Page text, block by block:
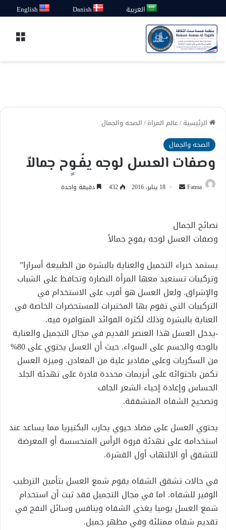
العربية Danish
English
الرئيسية/عالم المراة/الصحه والجمال
الصحه والجمال
وصفات العسل لوجه يفُـوٍح جمالاً
Fatma
أرسل 18 يناير، 2016 432 دقيقة واحدة
نصائح الجمال
وصفات العسل لوجه يفوح جمالاً
يستمد خبراء التجميل والعناية بالبشرة من الطبيعة أسرارا”
وتركيبات تستعيد معها المرأة النضارة وتحافظ على الشباب
والإشراق. ولعل العسل هو أقرب على الاستخدام في
التركيبات التي تقوم بها المختبرات للمستحضرات الخاصة في
العناية بالبشرة وذلك لكثرة الفوائد المتوافرة فيه.
-يدخل العسل هذا العنصر القديم في مجال التجميل والعناية
بالوجه والجسم على السواء. حيث أن العسل يحتوي على 80%
من السكريات وعلى مقادير علية من المعادن. وميزة العسل
تكمن باحتوائه على أنزيمات محددة قادرة على تهدئة الجلد
الحساس وإعادة إحياء الشعر الجاف
وتصحيح الشفاه المتشققة.
يحتوي العسل على مضاد حيوي يحارب البكتيريا مما يساعد عند
استخدامه على تهدئة فروة الرأس المتحسسة أو المعرضة
للتشقق أو الالتهاب أول القشرة.
في حالات تشقق الشفاه يقوم شمع العسل بتأمين الترطيب
الوفير للشفاه. اما في مجال التجميل فقد ثبت أن استخدام
شمع العسل يوميا يغذي الشفاه وينافس وسائل النفح في
تقديم شفاه ممتلئة وفي مظهر جميل.